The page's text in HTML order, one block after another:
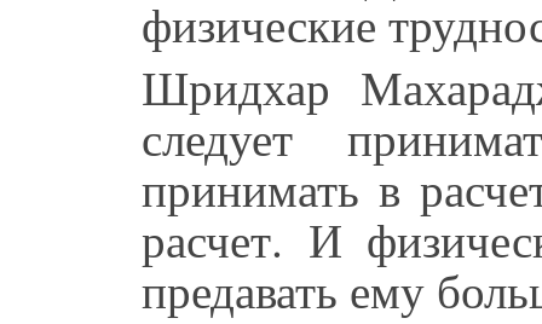
физические
Шридхар
следует
принимать в
расчет. И
предавать ему